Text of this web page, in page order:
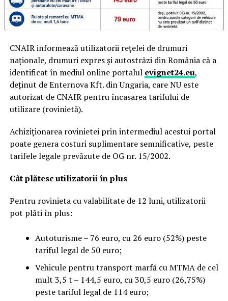
CNAIR informează utilizatorii rețelei de drumuri
naționale, drumuri expres și autostrăzi din România că a
identificat în mediul online portalul evignet24.eu,
deținut de Enternova Kft. din Ungaria, care NU este
autorizat de CNAIR pentru încasarea tarifului de
utilizare (rovinietă).
Achiziționarea rovinietei prin intermediul acestui portal
poate genera costuri suplimentare semnificative, peste
tarifele legale prevăzute de OG nr. 15/2002.
Cât plătesc utilizatorii în plus
Pentru rovinieta cu valabilitate de 12 luni, utilizatorii
pot plăti în plus:
Autoturisme – 76 euro, cu 26 euro (52%) peste
tariful legal de 50 euro;
Vehicule pentru transport marfă cu MTMA de cel
mult 3,5 t – 144,5 euro, cu 30,5 euro (26,75%)
peste tariful legal de 114 euro;